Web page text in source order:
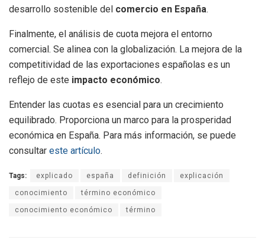
desarrollo sostenible del comercio en España.
Finalmente, el análisis de cuota mejora el entorno
comercial. Se alinea con la globalización. La mejora de la
competitividad de las exportaciones españolas es un
reflejo de este impacto económico.
Entender las cuotas es esencial para un crecimiento
equilibrado. Proporciona un marco para la prosperidad
económica en España. Para más información, se puede
consultar este artículo.
Tags: explicado españa definición explicación
conocimiento término económico
conocimiento económico término